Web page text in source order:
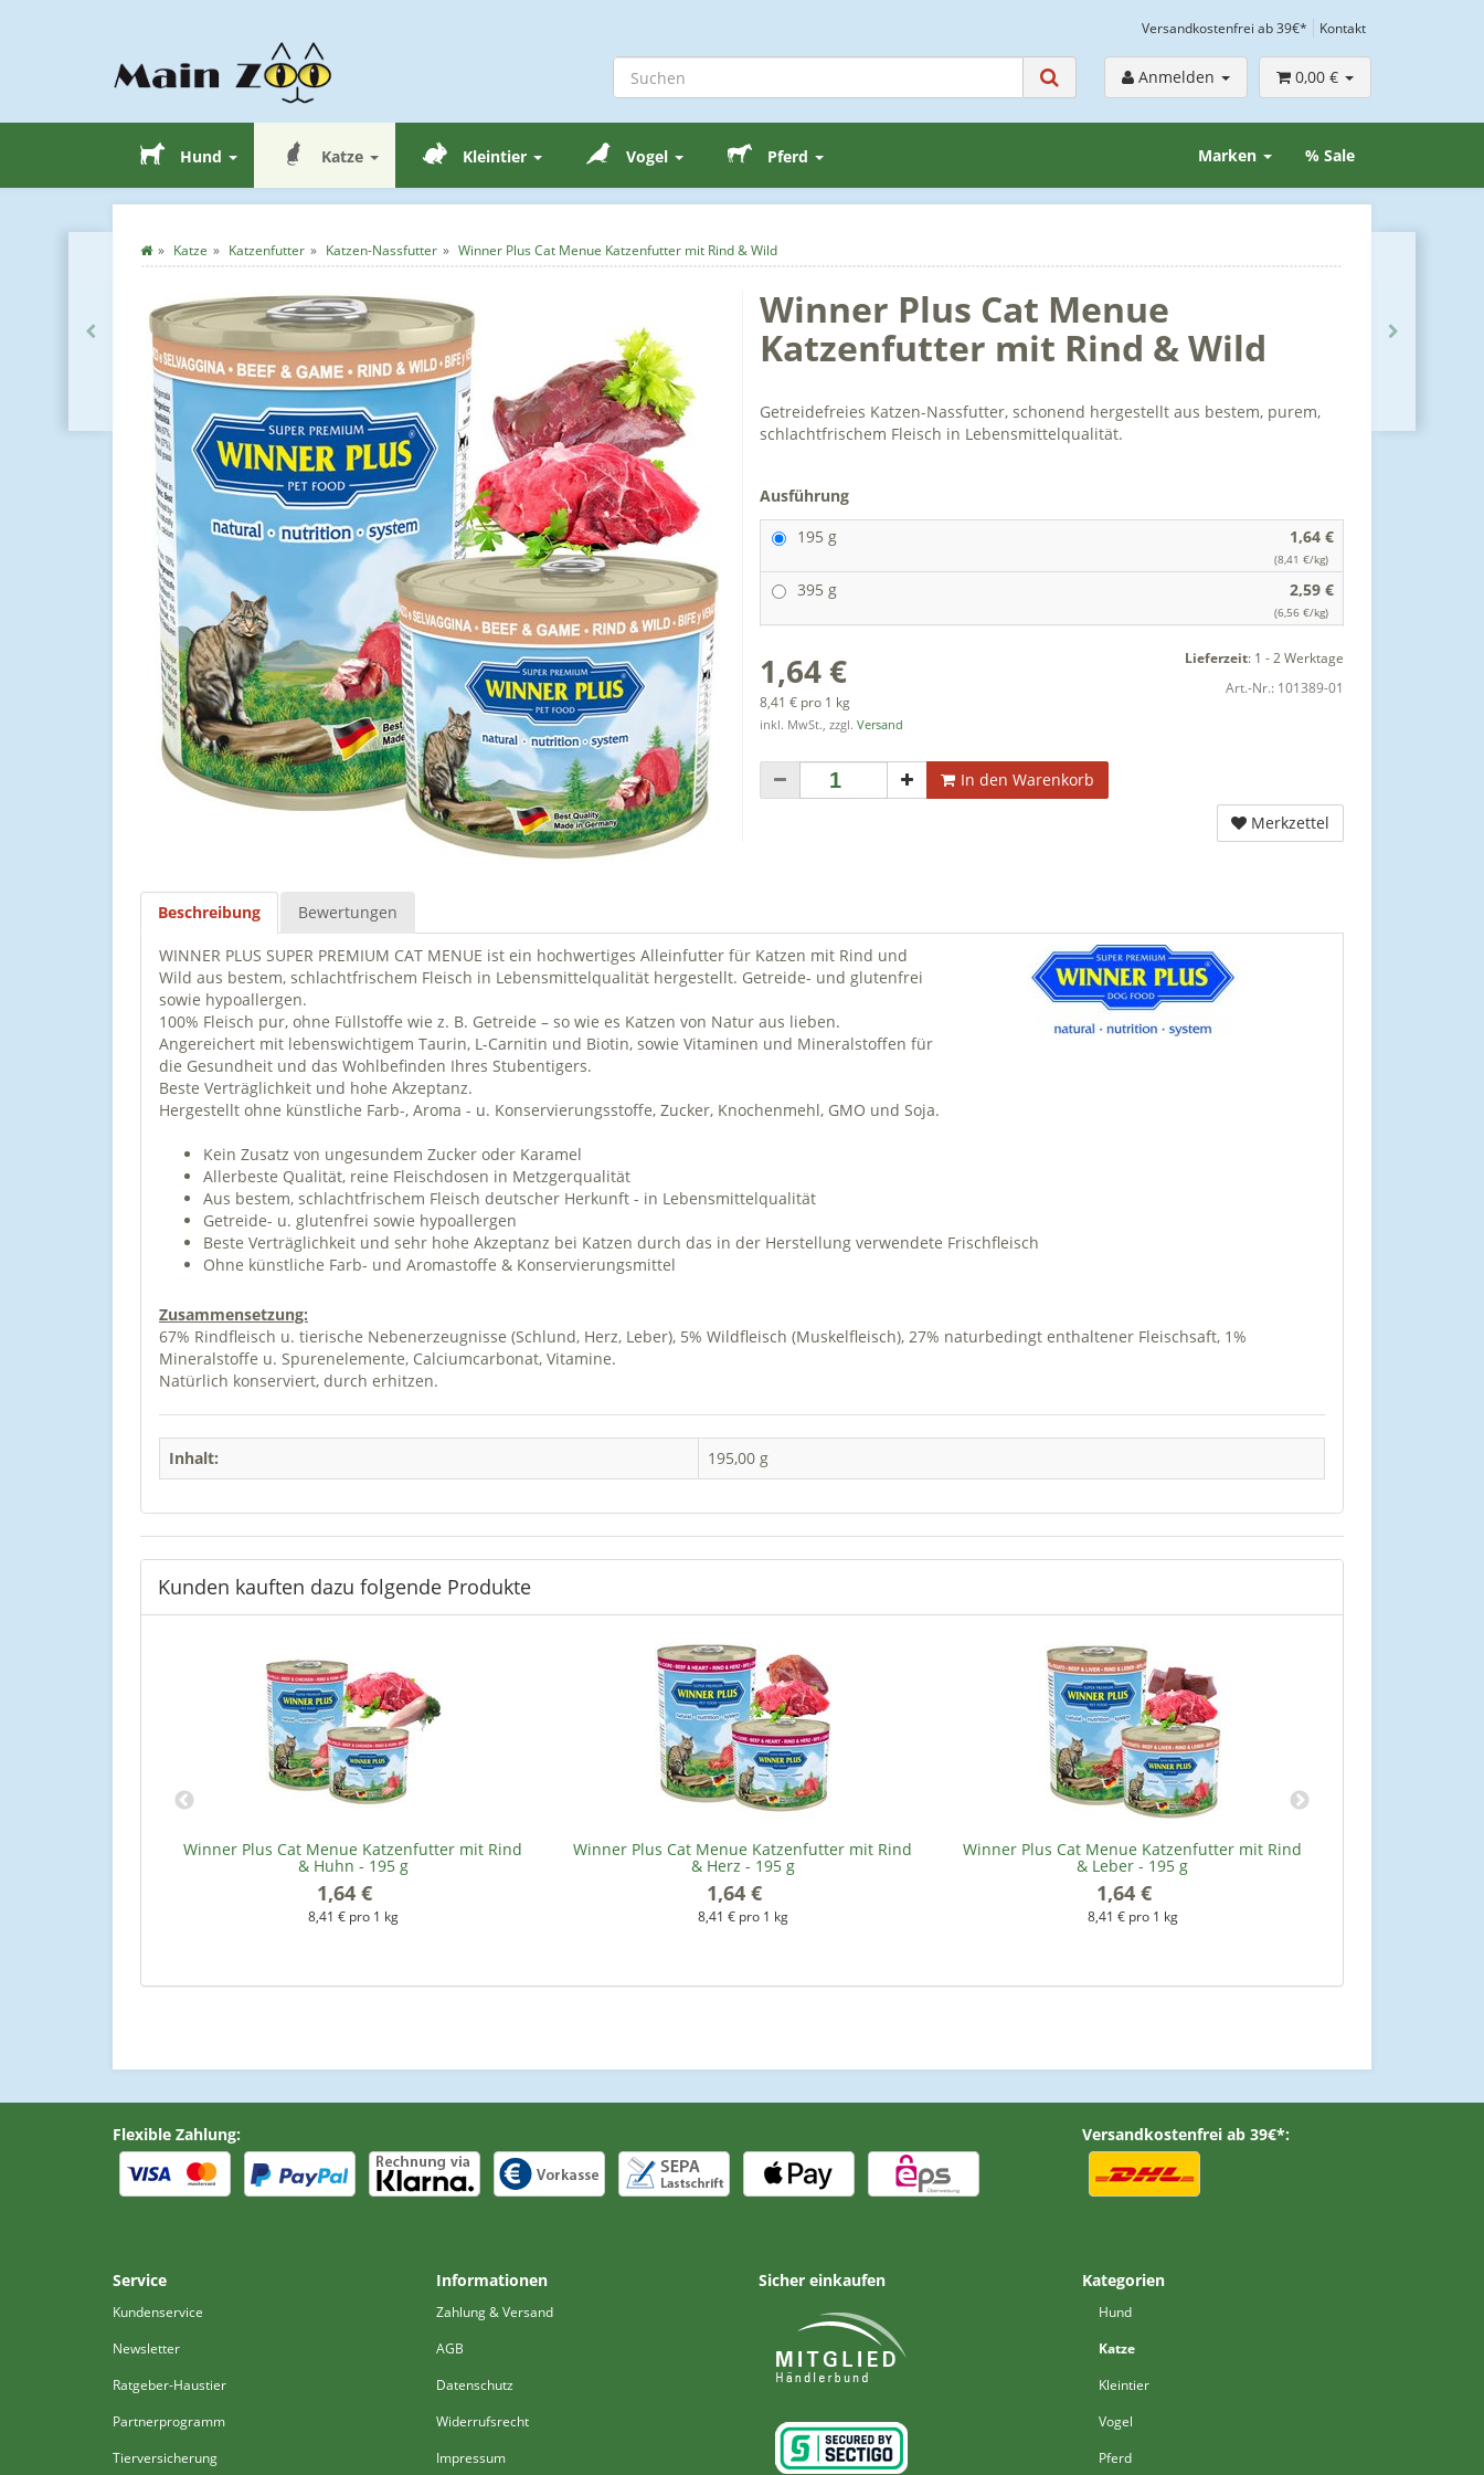
Versandkostenfrei ab 39€* Kontakt
Anmelden 0,00 €
Hund Katze Kleintier Vogel Pferd % Sale
Marken
Katze Katzenfutter Katzen-Nassfutter Winner Plus Cat Menue Katzenfutter mit Rind & Wild
Winner Plus Cat Menue
Katzenfutter mit Rind & Wild
Getreidefreies Katzen-Nassfutter, schonend hergestellt aus bestem, purem,
schlachtfrischem Fleisch in Lebensmittelqualität.
Ausführung
195 g
1,64 €
(8,41 €/kg)
395 g 2,59 €
(6,56 €/kg)
1,64 €
8,41 € pro 1 kg
inkl. MwSt., zzgl. Versand
Lieferzeit: 1 - 2 Werktage
Art.-Nr.: 101389-01
In den Warenkorb
Merkzettel
Beschreibung Bewertungen
WINNER PLUS SUPER PREMIUM CAT MENUE ist ein hochwertiges Alleinfutter für Katzen mit Rind und
Wild aus bestem, schlachtfrischem Fleisch in Lebensmittelqualität hergestellt. Getreide- und glutenfrei
sowie hypoallergen.
100% Fleisch pur, ohne Füllstoffe wie z. B. Getreide – so wie es Katzen von Natur aus lieben.
Angereichert mit lebenswichtigem Taurin, L-Carnitin und Biotin, sowie Vitaminen und Mineralstoffen für
die Gesundheit und das Wohlbefinden Ihres Stubentigers.
Beste Verträglichkeit und hohe Akzeptanz.
Hergestellt ohne künstliche Farb-, Aroma - u. Konservierungsstoffe, Zucker, Knochenmehl, GMO und Soja.
Kein Zusatz von ungesundem Zucker oder Karamel
Allerbeste Qualität, reine Fleischdosen in Metzgerqualität
Aus bestem, schlachtfrischem Fleisch deutscher Herkunft - in Lebensmittelqualität
Getreide- u. glutenfrei sowie hypoallergen
Beste Verträglichkeit und sehr hohe Akzeptanz bei Katzen durch das in der Herstellung verwendete Frischfleisch
Ohne künstliche Farb- und Aromastoffe & Konservierungsmittel
Zusammensetzung:
67% Rindfleisch u. tierische Nebenerzeugnisse (Schlund, Herz, Leber), 5% Wildfleisch (Muskelfleisch), 27% naturbedingt enthaltener Fleischsaft, 1%
Mineralstoffe u. Spurenelemente, Calciumcarbonat, Vitamine.
Natürlich konserviert, durch erhitzen.
Inhalt: 195,00 g
Kunden kauften dazu folgende Produkte
Winner Plus Cat Menue Katzenfutter mit Rind
& Huhn - 195 g
1,64 €
8,41 € pro 1 kg
Winner Plus Cat Menue Katzenfutter mit Rind
& Herz - 195 g
1,64 €
8,41 € pro 1 kg
Winner Plus Cat Menue Katzenfutter mit Rind
& Leber - 195 g
1,64 €
8,41 € pro 1 kg
Flexible Zahlung: Versandkostenfrei ab 39€*:
Service
Kundenservice
Newsletter
Ratgeber-Haustier
Partnerprogramm
Tierversicherung
Informationen
Zahlung & Versand
AGB
Datenschutz
Widerrufsrecht
Impressum
Sicher einkaufen Kategorien
Hund
Katze
Kleintier
Vogel
Pferd